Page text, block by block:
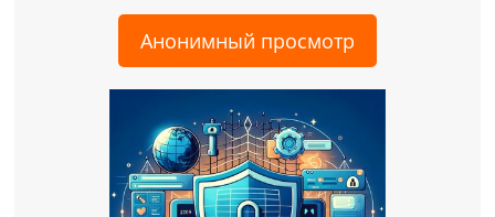
Анонимный просмотр